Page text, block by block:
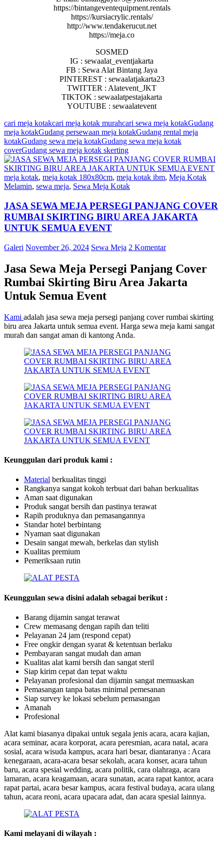
https://bintangeventequipment.rentals
https://kursiacrylic.rentals/
http://www.tendakerucut.net
https://meja.co
SOSMED
IG : sewaalat_eventjakarta
FB : Sewa Alat Bintang Jaya
PINTEREST : sewaalatjakarta23
TWITTER : Alatevent_JKT
TIKTOK : sewaalatpestajakarta
YOUTUBE : sewaalatevent
cari meja kotakcari meja kotak murahcari sewa meja kotakGudang
meja kotakGudang persewaan meja kotakGudang rental meja
kotakGudang sewa meja kotakGudang sewa meja kotak
coverGudang sewa meja kotak skerting
meja kotak, meja kotak 180x80cm, meja kotak ibm, Meja Kotak
Melamin, sewa meja, Sewa Meja Kotak
JASA SEWA MEJA PERSEGI PANJANG COVER
RUMBAI SKIRTING BIRU AREA JAKARTA
UNTUK SEMUA EVENT
Galeri November 26, 2024 Sewa Meja 2 Komentar
Jasa Sewa Meja Persegi Panjang Cover
Rumbai Skirting Biru Area Jakarta
Untuk Semua Event
Kami adalah jasa sewa meja persegi panjang cover rumbai skirting
biru area Jakarta untuk semua event. Harga sewa meja kami sangat
murah dan sangat aman di kantong Anda.
Keunggulan dari produk kami :
Material berkualitas tinggi
Rangkanya sangat kokoh terbuat dari bahan berkualitas
Aman saat digunakan
Produk sangat bersih dan pastinya terawat
Rapih produknya dan pemasangannya
Standar hotel berbintang
Nyaman saat digunakan
Desain sangat mewah, berkelas dan stylish
Kualitas premium
Pemeriksaan rutin
Keunggulan sewa disini adalah sebagai berikut :
Barang dijamin sangat terawat
Crew memasang dengan rapih dan teliti
Pelayanan 24 jam (respond cepat)
Free ongkir dengan syarat & ketentuan berlaku
Pembayaran sangat mudah dan aman
Kualitas alat kami bersih dan sangat steril
Siap kirim cepat dan tepat waktu
Pelayanan profesional dan dijamin sangat memuaskan
Pemasangan tanpa batas minimal pemesanan
Siap survey ke lokasi sebelum pemasangan
Amanah
Profesional
Alat kami biasanya dipakai untuk segala jenis acara, acara kajian,
acara seminar, acara korporat, acara peresmian, acara natal, acara
sosial, acara wisuda kampus, acara hari besar, diantaranya : Acara
kenegaraan, acara-acara besar sekolah, acara konser, acara tahun
baru, acara spesial wedding, acara politik, cara olahraga, acara
lamaran, acara keagamaan, acara sunatan, acara rapat kantor, acara
rapat partai, acara besar kampus, acara festival budaya, acara ulang
tahun, acara reoni, acara upacara adat, dan acara spesial lainnya.
Kami melayani di wilayah :